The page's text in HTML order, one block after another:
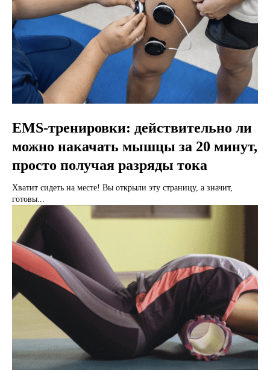
EMS-тренировки: действительно ли
можно накачать мышцы за 20 минут,
просто получая разряды тока
Хватит сидеть на месте! Вы открыли эту страницу, а значит,
готовы...